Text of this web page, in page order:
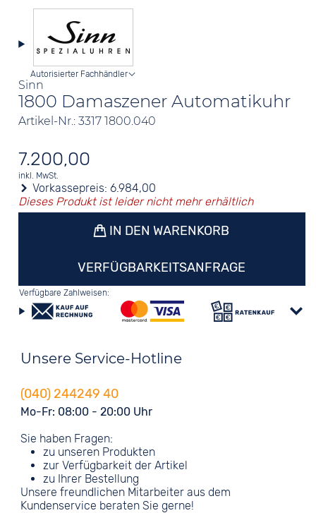
Sinn
1800 Damaszener Automatikuhr
Artikel-Nr.: 3317 1800.040
Autorisierter Fachhändler
7.200,00
inkl. MwSt.
Vorkassepreis: 6.984,00
Dieses Produkt ist leider nicht mehr erhältlich
IN DEN WARENKORB
VERFÜGBARKEITSANFRAGE
Verfügbare Zahlweisen:
Unsere Service-Hotline
(040) 244249 40
Mo-Fr: 08:00 - 20:00 Uhr
Sie haben Fragen:
zu unseren Produkten
zur Verfügbarkeit der Artikel
zu Ihrer Bestellung
Unsere freundlichen Mitarbeiter aus dem
Kundenservice beraten Sie gerne!